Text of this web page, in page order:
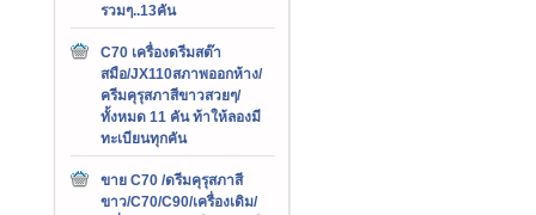
รวมๆ..13คัน
C70 เครื่องดรีมสต๊า
สมือ/JX110สภาพออกห้าง/
ครีมคุรุสภาสีขาวสวยๆ/
ทั้งหมด 11 คัน ท้าให้ลองมี
ทะเบียนทุกคัน
ขาย C70 /ดรีมคุรุสภาสี
ขาว/C70/C90/เครื่องเดิม/